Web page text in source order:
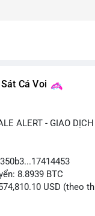
Cá Voi
ALERT - GIAO
8.8939 BTC
USD (theo